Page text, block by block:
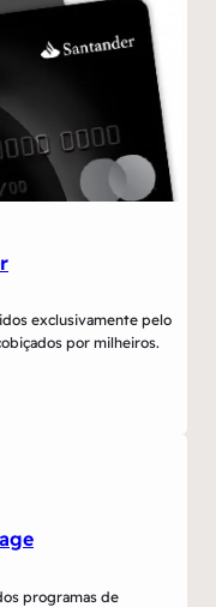
exclusivamente pelo
por milheiros.
programas de